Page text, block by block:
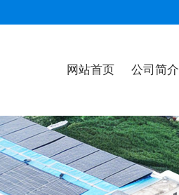
网站首页 公司简介